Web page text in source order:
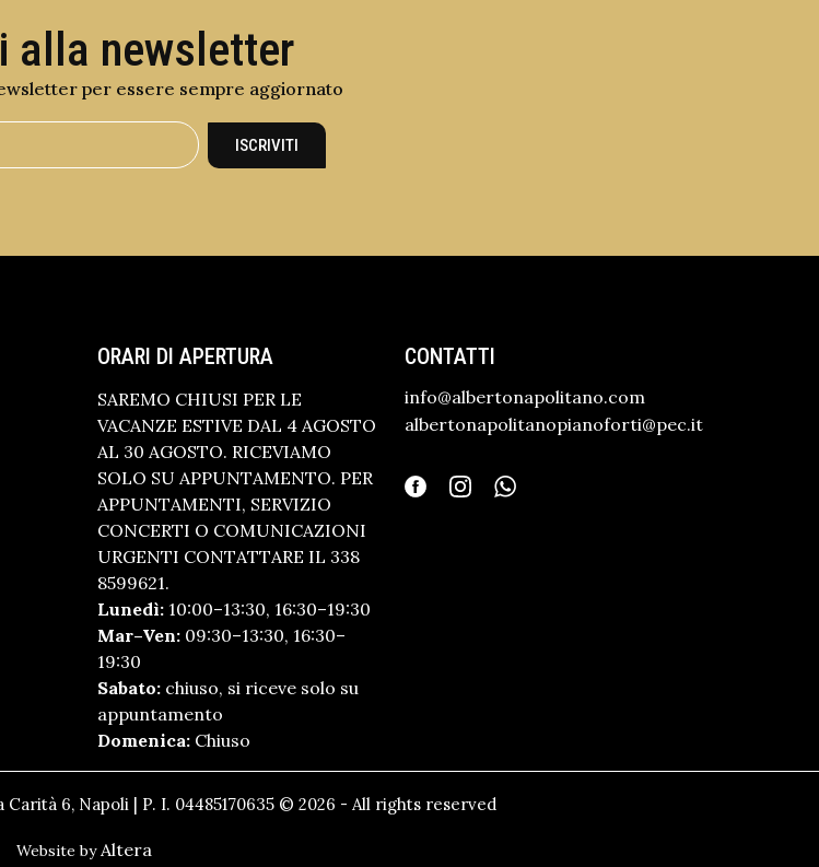
alla newsletter
per essere sempre aggiornato
ISCRIVITI
ORARI DI APERTURA
SAREMO CHIUSI PER LE
VACANZE ESTIVE DAL 4 AGOSTO
AL 30 AGOSTO. RICEVIAMO
SOLO SU APPUNTAMENTO. PER
APPUNTAMENTI, SERVIZIO
CONCERTI O COMUNICAZIONI
URGENTI CONTATTARE IL 338
8599621.
Lunedì: 10:00–13:30, 16:30–19:30
Mar–Ven: 09:30–13:30, 16:30–
19:30
Sabato: chiuso, si riceve solo su
appuntamento
Domenica: Chiuso
CONTATTI
info@albertonapolitano.com
albertonapolitanopianoforti@pec.it
6, Napoli | P. I. 04485170635 © 2026 - All rights reserved
Website byAltera